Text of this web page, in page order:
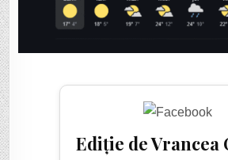
Ediție de Vrancea